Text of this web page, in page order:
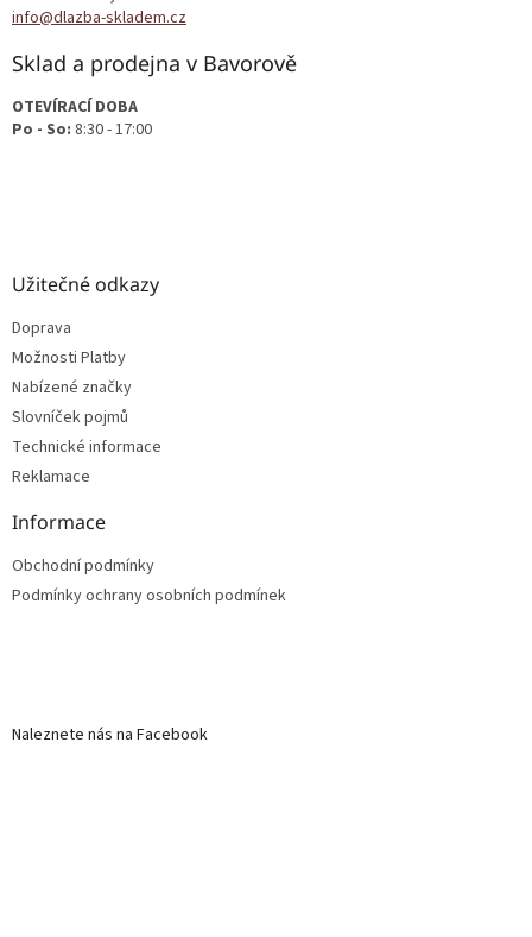
info@dlazba-skladem.cz
Sklad a prodejna v Bavorově
OTEVÍRACÍ DOBA
Po - So: 8:30 - 17:00
Užitečné odkazy
Doprava
Možnosti Platby
Nabízené značky
Slovníček pojmů
Technické informace
Reklamace
Informace
Obchodní podmínky
Podmínky ochrany osobních podmínek
Naleznete nás na Facebook